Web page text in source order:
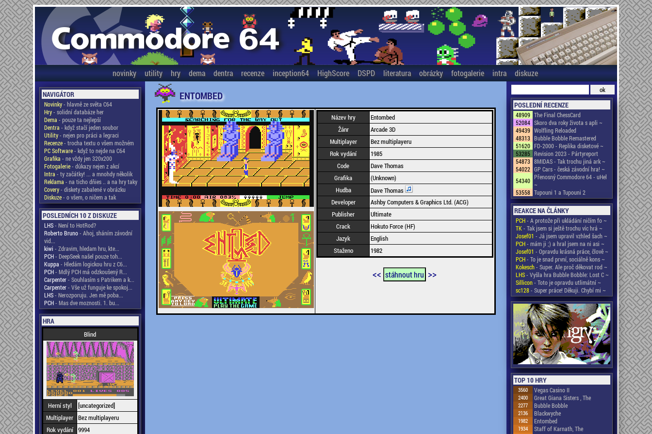
novinky utility hry dema dentra recenze inception64 HighScore DSPD literatura obrázky fotogalerie intra diskuze
NAVIGÁTOR
Novinky- hlavně ze světa C64
Hry- solidní databáze her
Dema - pouze ta nejlepší
Dentra - když stačí jeden soubor
Utility- nejen pro práci a legraci
Recenze- trocha textu o všem možném
PC Software- když to nejde na C64
Grafika - ne vždy jen 320x200
Fotogalerie- důkazy nejen z akcí
Intra - ty začátky! ... a mnohdy několik
Reklama - na ticho dňies .. a na hry taky
Covery- diskety zabalené v obrázku
Diskuze- o všem, o ničem a tak
POSLEDNÍCH 10 Z DISKUZE
LHS- Není to HotRod?
Roberto Bruno- Ahoj, sháním závodní
vid...
kiwi - Zdravim, hledam hru, kte...
PCH- DeepSeek našel pouze toh...
Kuppa - Hledám logickou hru z C6...
PCH- Mdlý PCH má odzkoušený R...
Carpenter- Souhlasím s Patrikem a k...
Carpenter- Vše už funguje ke spokoj...
LHS- Nerozporuju. Jen mě poba...
PCH- Mas dve moznosti. 1. bu...
HRA
Blind
Herní styl
[uncategorized]
Multiplayer Bez multiplayeru
Rok vydání 9994
ENTOMBED
Název hry
Entombed
Žánr
Arcade 3D
Multiplayer
Bez multiplayeru
Rok vydání
1985
Code
Dave Thomas
Grafika
(Unknown)
Hudba
Dave Thomas
Developer
Ashby Computers & Graphics Ltd. (ACG)
Publisher
Ultimate
Crack
Hokuto Force (HF)
Jazyk
English
Staženo
1982
<< stáhnout hru >>
POSLEDNÍ RECENZE
48909 The Final ChessCard
52084 Skoro dva roky života s apli ~
49439 Wolfling Reloaded
48313 Bubble Bobble Remastered
51620 FD-2000 - Replika disketové ~
53285 Revision 2023 - Pártyreport
54873 8MIDAS - Tak trochu jiná ark ~
54022 GP Cars - česká závodní hra! ~
54340 Přenosný Commodore 64 - uHel
~
53558 Tupouni 1 a Tupouni 2
REAKCE NA ČLÁNKY
PCH- A protože při ukládání ničím fo ~
TK- Tak jsem si ještě trochu víc hrá ~
Josef01 - Já jsem upravil vzhled šach ~
PCH- mám ji ;) a hral jsem na ni asi ~
Josef01 - Opravdu krásná práce, člově ~
PCH- To je snad první, sociálně kons ~
Kokesch- Super. Ale proč děkovat rod ~
LHS- Vyšla hra Bubble Bobble: Lost C ~
Sillicon- Toto je opravdu utlimátní ~
sc128- Super práce! Děkuji. Chybí mi ~
TOP 10 HRY
3560 Vegas Casino II
2400 Great Giana Sisters , The
2277 Bubble Bobble
2136 Blackwyche
1982 Entombed
1934 Staff of Karnath, The